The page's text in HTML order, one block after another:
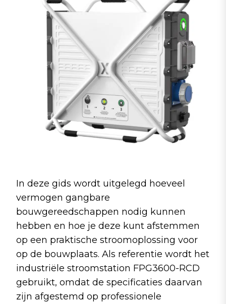
In deze gids wordt uitgelegd hoeveel
vermogen gangbare
bouwgereedschappen nodig kunnen
hebben en hoe je deze kunt afstemmen
op een praktische stroomoplossing voor
op de bouwplaats. Als referentie wordt het
industriële stroomstation FPG3600-RCD
gebruikt, omdat de specificaties daarvan
zijn afgestemd op professionele